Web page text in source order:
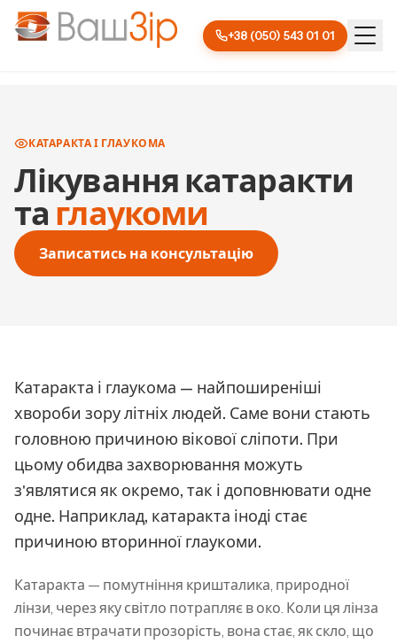
+38 (050) 543 01 01
КАТАРАКТА І ГЛАУКОМА
Лікування катаракти
та глаукоми
Записатись на консультацію
Катаракта і глаукома — найпоширеніші
хвороби зору літніх людей. Саме вони стають
головною причиною вікової сліпоти. При
цьому обидва захворювання можуть
з'являтися як окремо, так і доповнювати одне
одне. Наприклад, катаракта іноді стає
причиною вторинної глаукоми.
Катаракта — помутніння кришталика, природної
лінзи, через яку світло потрапляє в око. Коли ця лінза
починає втрачати прозорість, вона стає, як скло, що